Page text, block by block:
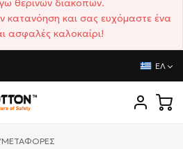
θερινών διακοπών.
κατανόηση και σας ευχόμαστε ένα
ασφαλές καλοκαίρι!
ΕΛ